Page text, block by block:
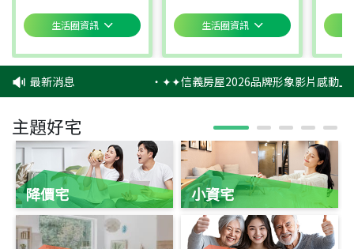
生活圈資訊 生活圈資訊
最新消息 ‧✦✦信義房屋2026品牌形象影片感動上
主題好宅
降價宅 小資宅